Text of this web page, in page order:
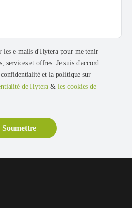
les e-mails d'Hytera pour me tenir
services et offres. Je suis d'accord
et la politique sur
de Hytera & les cookies de